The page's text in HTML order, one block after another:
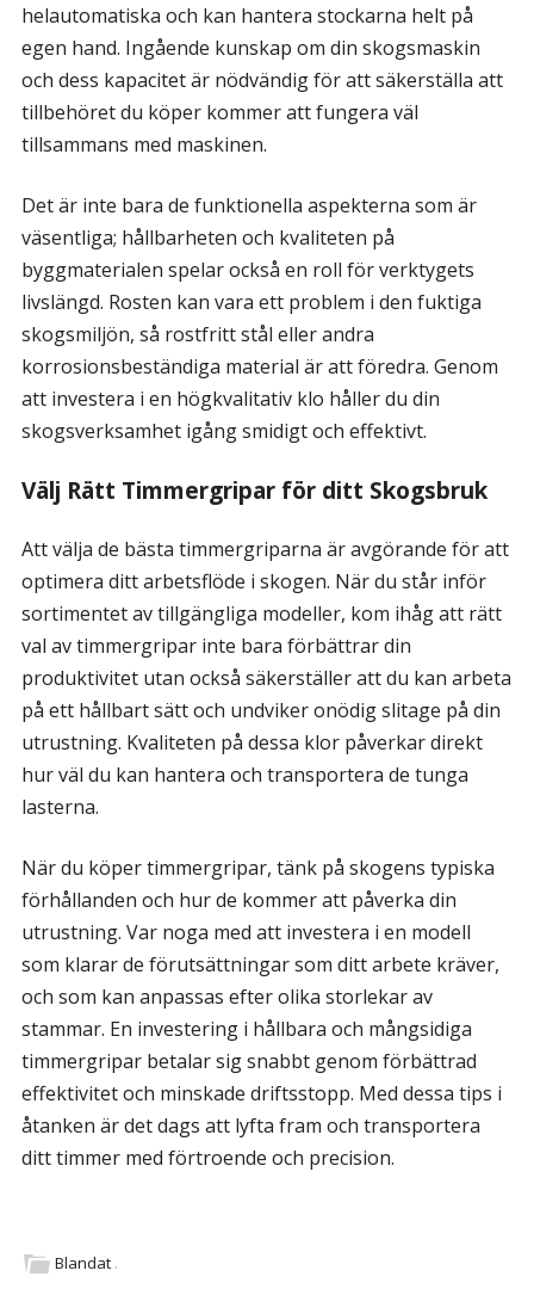
helautomatiska och kan hantera stockarna helt på
egen hand. Ingående kunskap om din skogsmaskin
och dess kapacitet är nödvändig för att säkerställa att
tillbehöret du köper kommer att fungera väl
tillsammans med maskinen.
Det är inte bara de funktionella aspekterna som är
väsentliga; hållbarheten och kvaliteten på
byggmaterialen spelar också en roll för verktygets
livslängd. Rosten kan vara ett problem i den fuktiga
skogsmiljön, så rostfritt stål eller andra
korrosionsbeständiga material är att föredra. Genom
att investera i en högkvalitativ klo håller du din
skogsverksamhet igång smidigt och effektivt.
Välj Rätt Timmergripar för ditt Skogsbruk
Att välja de bästa timmergriparna är avgörande för att
optimera ditt arbetsflöde i skogen. När du står inför
sortimentet av tillgängliga modeller, kom ihåg att rätt
val av timmergripar inte bara förbättrar din
produktivitet utan också säkerställer att du kan arbeta
på ett hållbart sätt och undviker onödig slitage på din
utrustning. Kvaliteten på dessa klor påverkar direkt
hur väl du kan hantera och transportera de tunga
lasterna.
När du köper timmergripar, tänk på skogens typiska
förhållanden och hur de kommer att påverka din
utrustning. Var noga med att investera i en modell
som klarar de förutsättningar som ditt arbete kräver,
och som kan anpassas efter olika storlekar av
stammar. En investering i hållbara och mångsidiga
timmergripar betalar sig snabbt genom förbättrad
effektivitet och minskade driftsstopp. Med dessa tips i
åtanken är det dags att lyfta fram och transportera
ditt timmer med förtroende och precision.
Blandat.